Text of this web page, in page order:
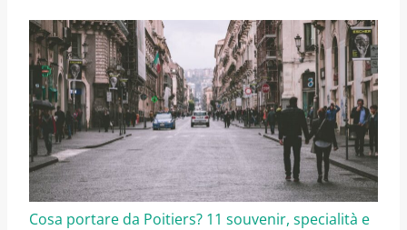
Cosa portare da Poitiers? 11 souvenir, specialità e